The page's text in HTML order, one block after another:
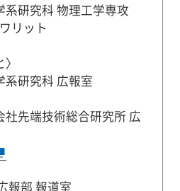
系研究科 物理工学専攻
リット
系研究科 広報室
社先端技術総合研究所 広
報部 報道室